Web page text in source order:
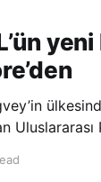
Uluslararası